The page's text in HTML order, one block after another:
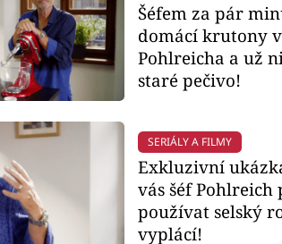
Šéfem za pár
domácí krutony
Pohlreicha a už
staré pečivo!
SERIÁLY A FILMY
Exkluzivní
vás šéf Pohlreich
používat selský
vyplácí!